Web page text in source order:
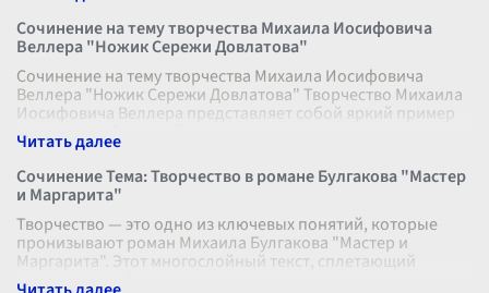
Сочинение на тему творчества Михаила Иосифовича
Веллера "Ножик Сережи Довлатова"
Сочинение на тему творчества Михаила Иосифовича
Веллера "Ножик Сережи Довлатова" Творчество Михаила
Иосифовича Веллера представляет собой яркий пример
современной русской литерату
Сочинение Тема: Творчество в романе Булгакова "Мастер
и Маргарита"
Творчество — это одно из ключевых понятий, которые
пронизывают роман Михаила Булгакова "Мастер и
Маргарита". Этот многослойный текст, сплетающий
реальность и фантазию, предлагает ч